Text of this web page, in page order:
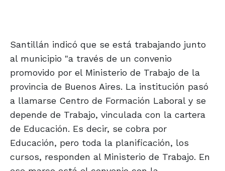
Santillán indicó que se está trabajando junto
al municipio "a través de un convenio
promovido por el Ministerio de Trabajo de la
provincia de Buenos Aires. La institución pasó
a llamarse Centro de Formación Laboral y se
depende de Trabajo, vinculada con la cartera
de Educación. Es decir, se cobra por
Educación, pero toda la planificación, los
cursos, responden al Ministerio de Trabajo. En